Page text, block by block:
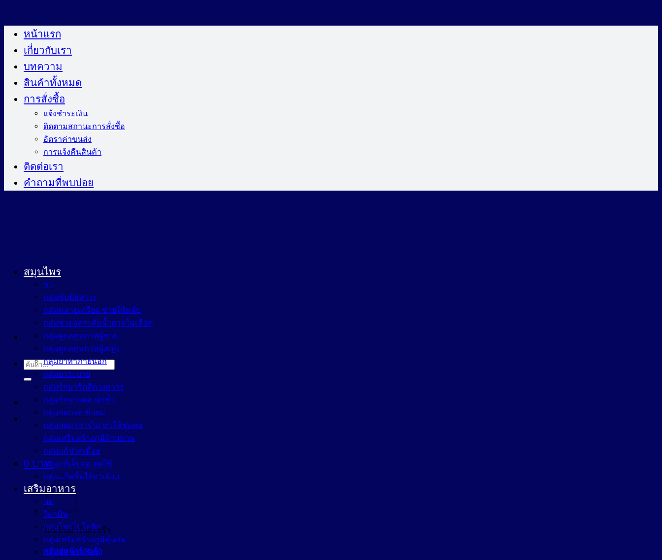
ไป
หน้าแรก
เกี่ยวกับเรา
บทความ
สินค้าทั้งหมด
การสั่งซื้อ
แจ้งชำระเงิน
ติดตามสถานะการสั่งซื้อ
อัตราค่าขนส่ง
การแจ้งคืนสินค้า
ติดต่อเรา
คำถามที่พบบ่อย
ค้นหา:
0 บาท
ไม่มีสินค้าในตะกร้า
กลับสู่หน้าร้านค้า
สมุนไพร
ชา
กลุ่มขับปัสสาวะ
กลุ่มคลายเครียด ช่วยให้หลับ
กลุ่มช่วยลดระดับน้ำตาลในเลือด
กลุ่มดูแลสุขภาพผู้ชาย
กลุ่มดูแลสุขภาพผู้หญิง
กลุ่มยาทาภายนอก
กลุ่มยาระบาย
กลุ่มรักษาริดสีดวงทวาร
กลุ่มรักษาแผล ฟกช้ำ
กลุ่มลดกรด ขับลม
กลุ่มลดอาการไอ ทำให้ชุ่มคอ
กลุ่มเสริมสร้างภูมิต้านทาน
กลุ่มแก้ปวดเมื่อย
กลุ่มแก้เจ็บคอ ลดไข้
กลุ่มแก้คลื่นไส้อาเจียน
เสริมอาหาร
นม
วิตามิน
กลุ่มโพรไบโอติก
กลุ่มเสริมสร้างภูมิคุ้มกัน
กลุ่มคลายเครียด